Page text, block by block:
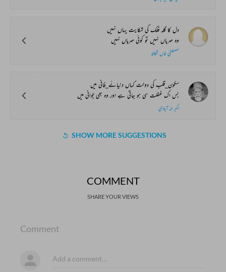
دل کا گلہ فلک کی شکایت یہاں نہیں
وہ مہرباں نہیں تو کوئی مہرباں نہیں
مصطفیٰ خاں شیفتہ
سکون_قلب کی دولت کہاں دنیائے_فانی میں
بس اک غفلت سی ہو جاتی ہے اور وہ بھی جوانی میں
اکبر الہ آبادی
SHOW MORE SUGGESTIONS
COMMENT
SHARE YOUR VIEWS
Comment